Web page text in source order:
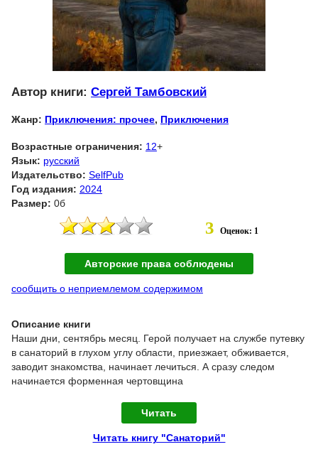
Автор книги: Сергей Тамбовский
Жанр: Приключения: прочее, Приключения
Возрастные ограничения: 12+
Язык: русский
Издательство: SelfPub
Год издания: 2024
Размер: 0б
3 Оценок: 1
Авторские права соблюдены
сообщить о неприемлемом содержимом
Описание книги
Наши дни, сентябрь месяц. Герой получает на службе путевку
в санаторий в глухом углу области, приезжает, обживается,
заводит знакомства, начинает лечиться. А сразу следом
начинается форменная чертовщина
Читать
Читать книгу "Санаторий"